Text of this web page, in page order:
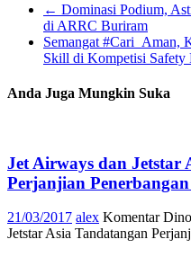
← Dominasi Podium,
di ARRC Buriram
Semangat #Cari_Aman,
Skill di Kompetisi
Anda Juga Mungkin Suka
Jet Airways dan Jetstar
Perjanjian
21/03/2017 alex Komentar
Jetstar Asia Tandatangan